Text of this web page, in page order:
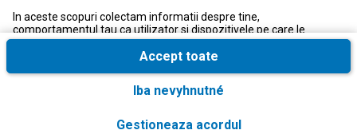
In aceste scopuri colectam informatii despre tine,
comportamentul tau ca utilizator si dispozitivele pe care le
utilizezi, inclusiv cele necesare pentru functionarea
corespunzatoare a site-ului smyk.ro. Aceste fisiere cookie
In plus, numai cu acordul tau, folosim fisiere cookie suplimentare
Gestioneaza acordul
Iba nevyhnutné
Accept toate
România (Romania)